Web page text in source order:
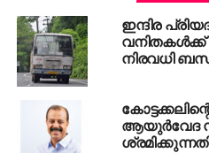
ഇന്ദിര
നിരവധി
ആയുര്‍വേദ